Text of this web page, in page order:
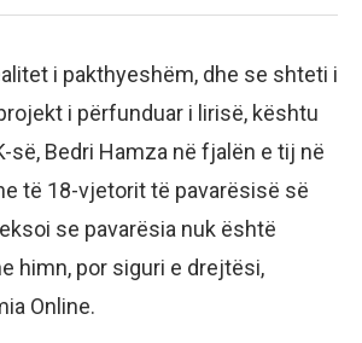
i pakthyeshëm, dhe se shteti i
i përfunduar i lirisë, kështu
së, Bedri Hamza në fjalën e tij në
të 18-vjetorit të pavarësisë së
se pavarësia nuk është
himn, por siguri e drejtësi,
Online.